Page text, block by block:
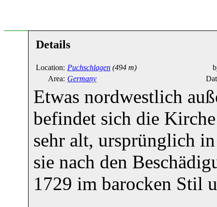
Details
Location: Puchschlagen (494 m)
Area: Germany
Etwas nordwestlich
befindet sich die
sehr alt, ursprünglich
sie nach den
1729 im barocken Stil